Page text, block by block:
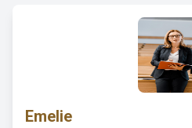
Emelie